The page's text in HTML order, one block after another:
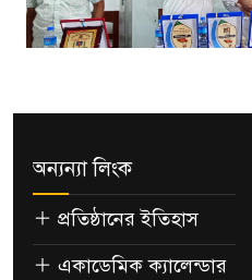
অন্যন্যা লিংক
প্রতিষ্ঠানের ইতিহাস
একাডেমিক ক্যালেন্ডার